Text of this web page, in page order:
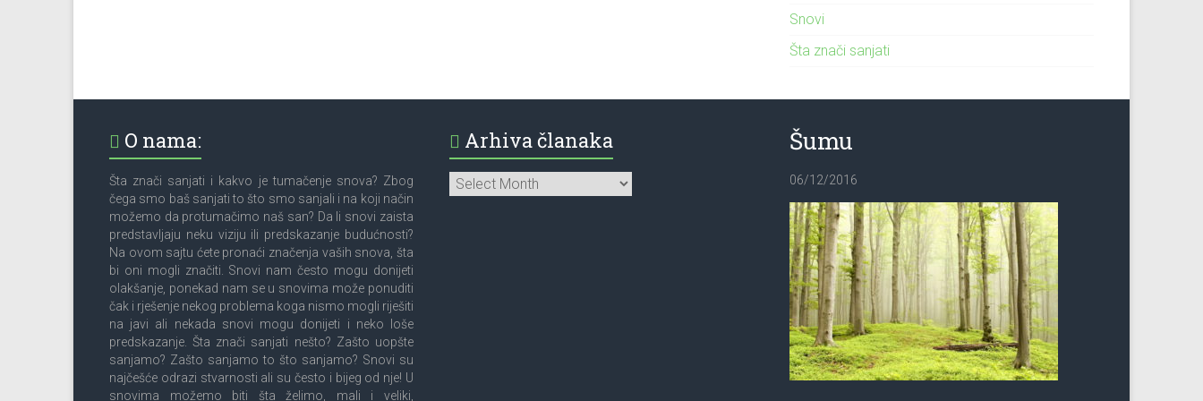
Snovi
Šta znači sanjati
O nama:
Šta znači sanjati i kakvo je tumačenje snova? Zbog
čega smo baš sanjati to što smo sanjali i na koji način
možemo da protumačimo naš san? Da li snovi zaista
predstavljaju neku viziju ili predskazanje budućnosti?
Na ovom sajtu ćete pronaći značenja vaših snova, šta
bi oni mogli značiti. Snovi nam često mogu donijeti
olakšanje, ponekad nam se u snovima može ponuditi
čak i rješenje nekog problema koga nismo mogli riješiti
na javi ali nekada snovi mogu donijeti i neko loše
predskazanje. Šta znači sanjati nešto? Zašto uopšte
sanjamo? Zašto sanjamo to što sanjamo? Snovi su
najčešće odrazi stvarnosti ali su često i bijeg od nje! U
snovima možemo biti šta želimo, mali i veliki,
Arhiva članaka Šumu
06/12/2016